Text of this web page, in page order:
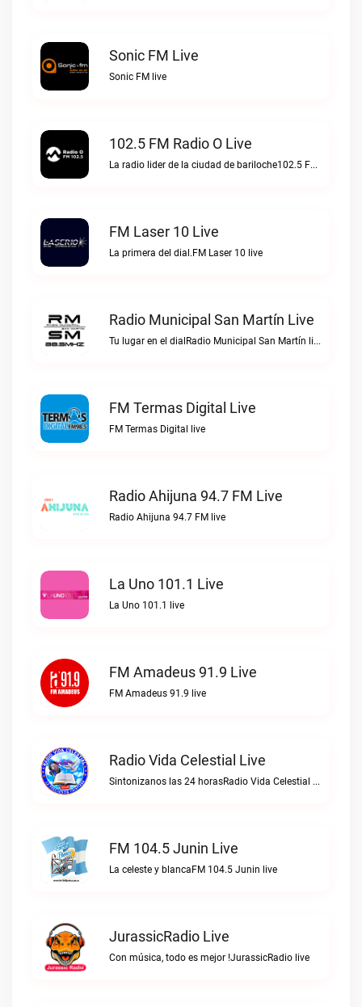
Sonic FM Live
Sonic FM live
102.5 FM Radio O Live
La radio lider de la ciudad de bariloche102.5 FM Radio O live
FM Laser 10 Live
La primera del dial.FM Laser 10 live
Radio Municipal San Martín Live
Tu lugar en el dialRadio Municipal San Martín live
FM Termas Digital Live
FM Termas Digital live
Radio Ahijuna 94.7 FM Live
Radio Ahijuna 94.7 FM live
La Uno 101.1 Live
La Uno 101.1 live
FM Amadeus 91.9 Live
FM Amadeus 91.9 live
Radio Vida Celestial Live
Sintonizanos las 24 horasRadio Vida Celestial live
FM 104.5 Junin Live
La celeste y blancaFM 104.5 Junin live
JurassicRadio Live
Con música, todo es mejor !JurassicRadio live